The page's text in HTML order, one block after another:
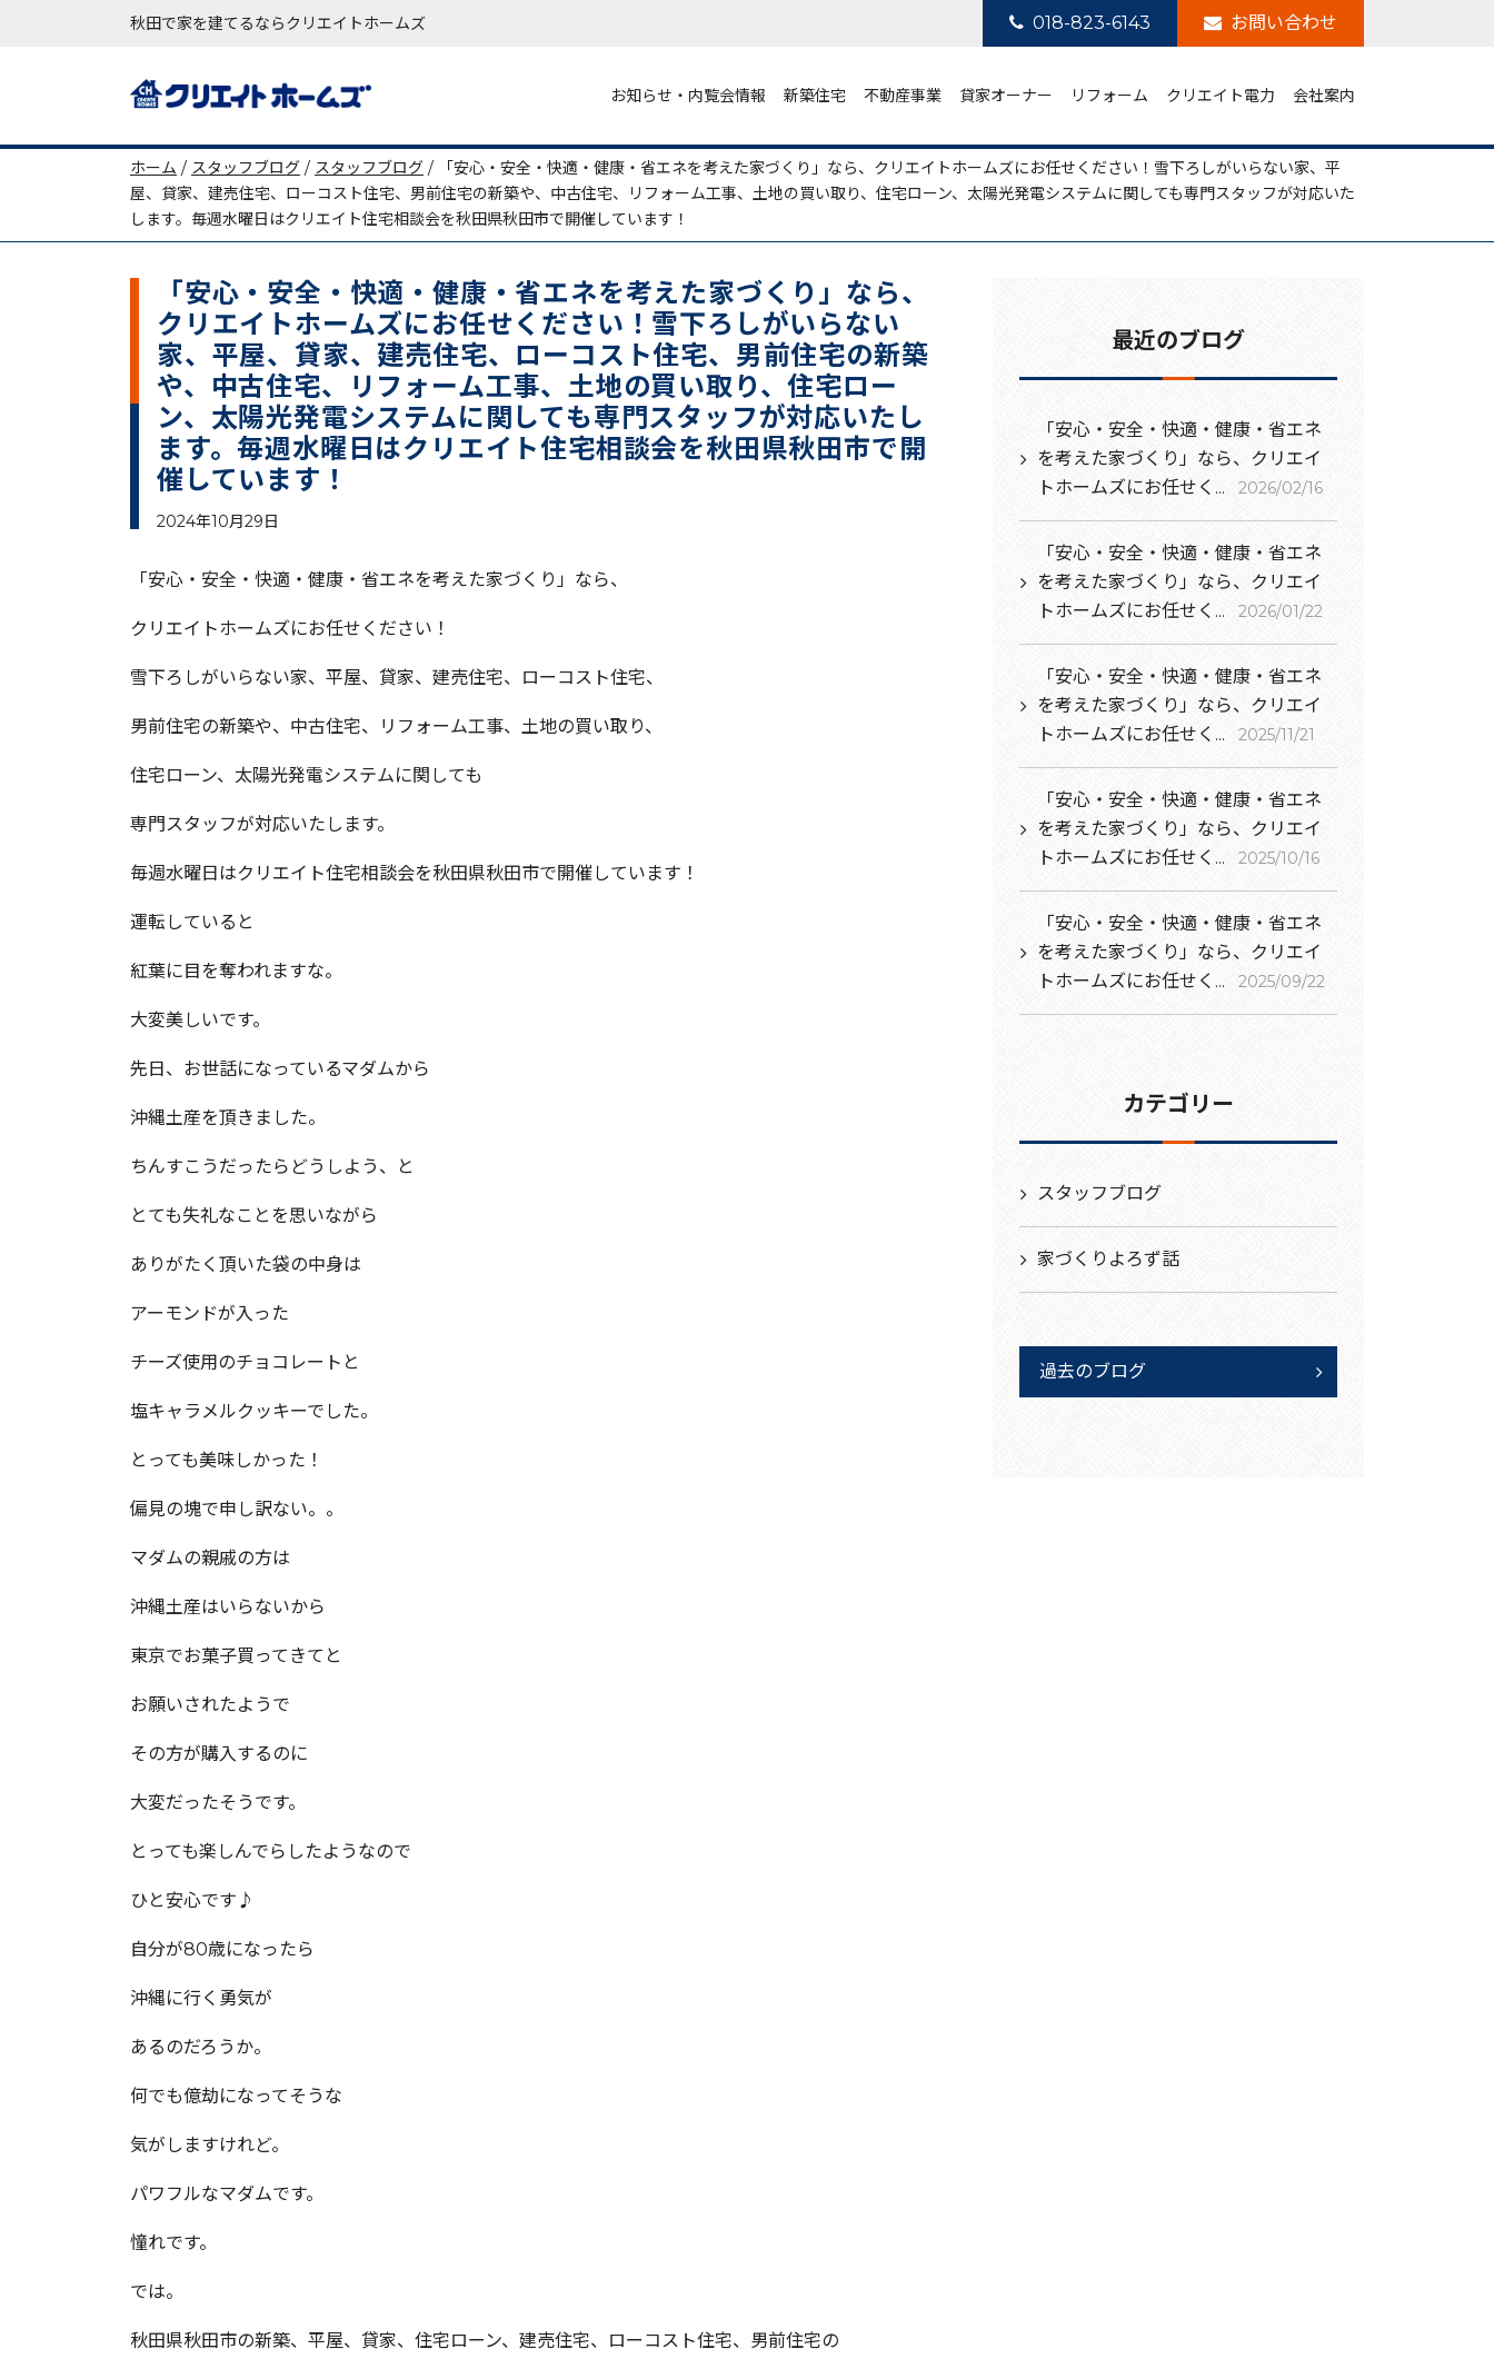
秋田で家を建てるならクリエイトホームズ 018-823-6143 お問い合わせ
メインナビゲーション
お知らせ・内覧会情報 新築住宅 不動産事業 貸家オーナー リフォーム クリエイト電力 会社案内
ホーム / スタッフブログ / スタッフブログ /
「安心・安全・快適・健康・省エネを考えた家づくり」なら、クリエイトホームズにお任せください！雪下ろしがいらない家、平
屋、貸家、建売住宅、ローコスト住宅、男前住宅の新築や、中古住宅、リフォーム工事、土地の買い取り、住宅ローン、太陽光発電システムに関しても専門スタッフが対応いた
します。毎週水曜日はクリエイト住宅相談会を秋田県秋田市で開催しています！
「安心・安全・快適・健康・省エネを考えた家づくり」なら、
クリエイトホームズにお任せください！雪下ろしがいらない
家、平屋、貸家、建売住宅、ローコスト住宅、男前住宅の新築
や、中古住宅、リフォーム工事、土地の買い取り、住宅ロー
ン、太陽光発電システムに関しても専門スタッフが対応いたし
ます。毎週水曜日はクリエイト住宅相談会を秋田県秋田市で開
催しています！
2024年10月29日
「安心・安全・快適・健康・省エネを考えた家づくり」なら、
クリエイトホームズにお任せください！
雪下ろしがいらない家、平屋、貸家、建売住宅、ローコスト住宅、
男前住宅の新築や、中古住宅、リフォーム工事、土地の買い取り、
住宅ローン、太陽光発電システムに関しても
専門スタッフが対応いたします。
毎週水曜日はクリエイト住宅相談会を秋田県秋田市で開催しています！
運転していると
紅葉に目を奪われますな。
大変美しいです。
先日、お世話になっているマダムから
沖縄土産を頂きました。
ちんすこうだったらどうしよう、と
とても失礼なことを思いながら
ありがたく頂いた袋の中身は
アーモンドが入った
チーズ使用のチョコレートと
塩キャラメルクッキーでした。
とっても美味しかった！
偏見の塊で申し訳ない。。
マダムの親戚の方は
沖縄土産はいらないから
東京でお菓子買ってきてと
お願いされたようで
その方が購入するのに
大変だったそうです。
とっても楽しんでらしたようなので
ひと安心です♪
自分が80歳になったら
沖縄に行く勇気が
あるのだろうか。
何でも億劫になってそうな
気がしますけれど。
パワフルなマダムです。
憧れです。
では。
秋田県秋田市の新築、平屋、貸家、住宅ローン、建売住宅、ローコスト住宅、男前住宅の
最近のブログ
「安心・安全・快適・健康・省エネ
を考えた家づくり」なら、クリエイ
トホームズにお任せく...
2026/02/16
「安心・安全・快適・健康・省エネ
を考えた家づくり」なら、クリエイ
トホームズにお任せく...
2026/01/22
「安心・安全・快適・健康・省エネ
を考えた家づくり」なら、クリエイ
トホームズにお任せく...
2025/11/21
「安心・安全・快適・健康・省エネ
を考えた家づくり」なら、クリエイ
トホームズにお任せく...
2025/10/16
「安心・安全・快適・健康・省エネ
を考えた家づくり」なら、クリエイ
トホームズにお任せく...
2025/09/22
カテゴリー
スタッフブログ
家づくりよろず話
過去のブログ